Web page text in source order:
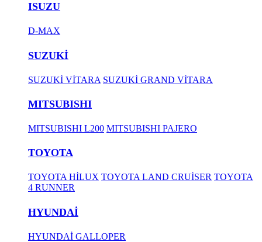
ISUZU
D-MAX
SUZUKİ
SUZUKİ VİTARA SUZUKİ GRAND VİTARA
MITSUBISHI
MITSUBISHI L200 MITSUBISHI PAJERO
TOYOTA
TOYOTA HİLUX TOYOTA LAND CRUİSER TOYOTA
4 RUNNER
HYUNDAİ
HYUNDAİ GALLOPER